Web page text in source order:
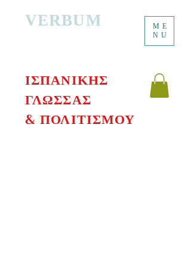
VERBUM
ΙΣΠΑΝΙΚΗΣ
ΓΛΩΣΣΑΣ
& ΠΟΛΙΤΙΣΜΟΥ
ME
NU